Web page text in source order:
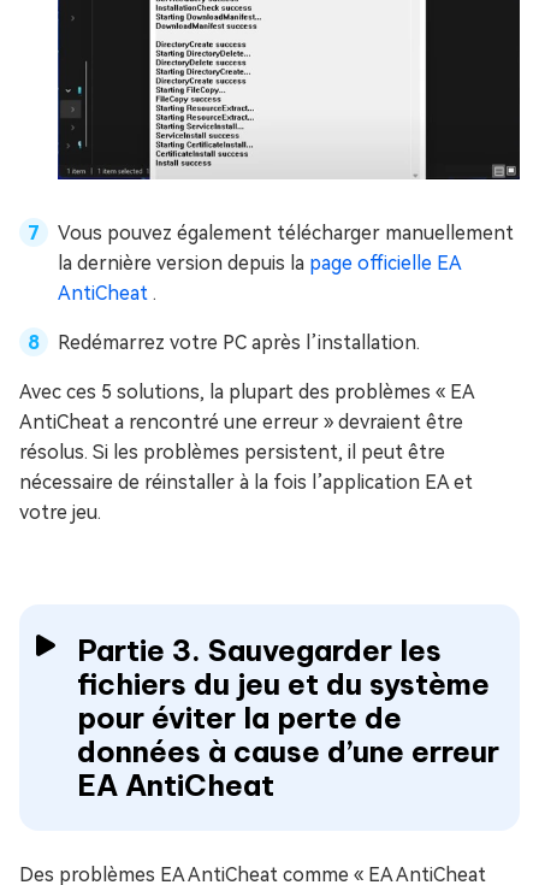
Vous pouvez également télécharger manuellement
la dernière version depuis la page officielle EA
AntiCheat .
Redémarrez votre PC après l’installation.
Avec ces 5 solutions, la plupart des problèmes « EA
AntiCheat a rencontré une erreur » devraient être
résolus. Si les problèmes persistent, il peut être
nécessaire de réinstaller à la fois l’application EA et
votre jeu.
Partie 3. Sauvegarder les
fichiers du jeu et du système
pour éviter la perte de
données à cause d’une erreur
EA AntiCheat
Des problèmes EA AntiCheat comme « EA AntiCheat